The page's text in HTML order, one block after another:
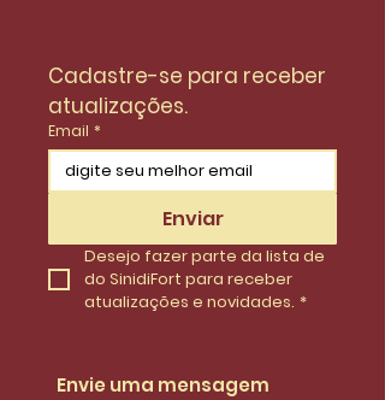
Cadastre-se para receber
atualizações.
Email *
Enviar
Desejo fazer parte da lista de
do SinidiFort para receber
atualizações e novidades. *
Envie uma mensagem